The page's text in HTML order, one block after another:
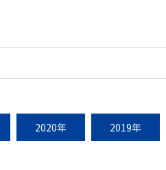
2020年 2019年